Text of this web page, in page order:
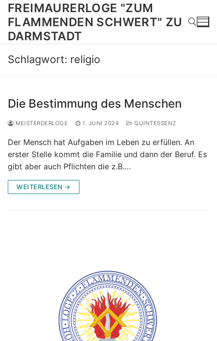
Zum
Inhalt
springen
FREIMAURERLOGE "ZUM
FLAMMENDEN SCHWERT" ZU
DARMSTADT
Schlagwort: religio
Die Bestimmung des Menschen
MEISTERDERLOGE 1. JUNI 2024 QUINTESSENZ
Der Mensch hat Aufgaben im Leben zu erfüllen. An
erster Stelle kommt die Familie und dann der Beruf. Es
gibt aber auch Pflichten die z.B.…
WEITERLESEN →